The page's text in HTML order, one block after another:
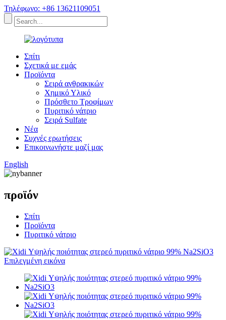
Τηλέφωνο: +86 13621109051
Σπίτι
Σχετικά με εμάς
Προϊόντα
Σειρά ανθρακικών
Χημικό Υλικό
Πρόσθετο Τροφίμων
Πυριτικό νάτριο
Σειρά Sulfate
Νέα
Συχνές ερωτήσεις
Επικοινωνήστε μαζί μας
English
προϊόν
Σπίτι
Προϊόντα
Πυριτικό νάτριο